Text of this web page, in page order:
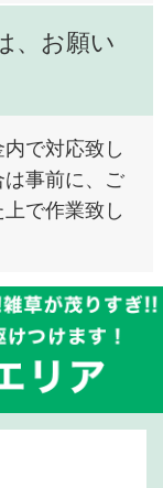
、お願い
で対応致し
事前に、ご
で作業致し